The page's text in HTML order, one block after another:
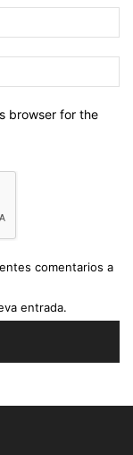
browser for the
comentarios a
entrada.